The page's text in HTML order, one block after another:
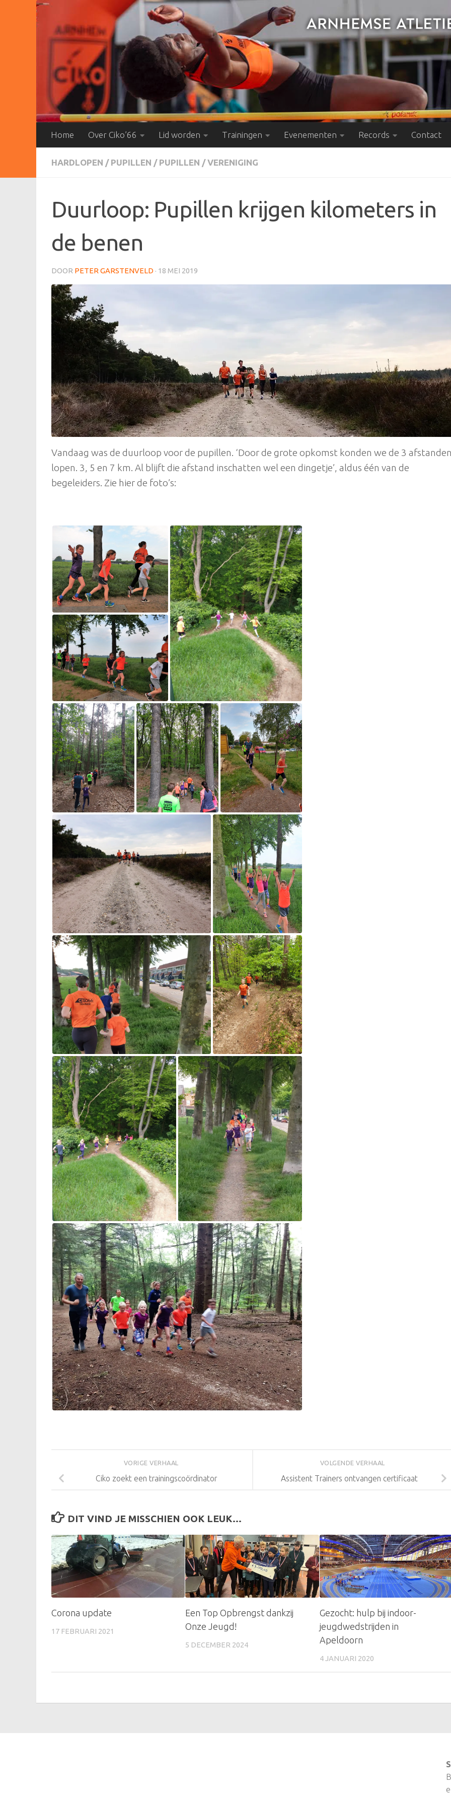
Doorgaan naar inhoud
Home Over Ciko’66 Lid worden Trainingen Evenementen Records Contact
HARDLOPEN / PUPILLEN / PUPILLEN / VERENIGING
Duurloop: Pupillen krijgen kilometers in
de benen
DOOR PETER GARSTENVELD · 18 MEI 2019
Vandaag was de duurloop voor de pupillen. ‘Door de grote opkomst konden we de 3
lopen. 3, 5 en 7 km. Al blijft die afstand inschatten wel een dingetje’, aldus één van de
begeleiders. Zie hier de foto’s:
VOLGENDE VERHAAL
Assistent Trainers ontvangen certificaat
VORIGE VERHAAL
Ciko zoekt een trainingscoördinator
DIT VIND JE MISSCHIEN OOK LEUK...
Corona update
17 FEBRUARI 2021
Een Top Opbrengst dankzij
Onze Jeugd!
5 DECEMBER 2024
Gezocht: hulp bij indoor-
jeugdwedstrijden in
Apeldoorn
4 JANUARI 2020